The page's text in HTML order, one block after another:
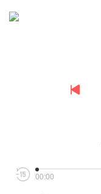
00:00